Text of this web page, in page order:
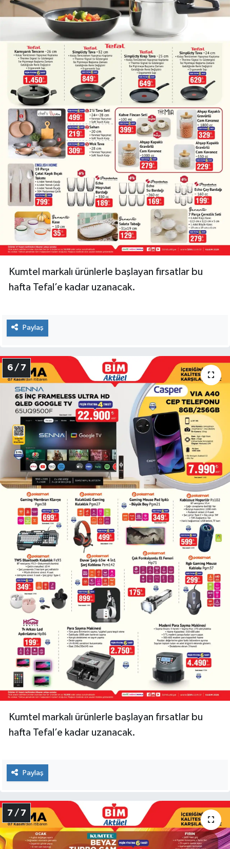
Kumtel markalı ürünlerle başlayan fırsatlar bu
hafta Tefal’e kadar uzanacak.
Paylaş
6 / 7
Kumtel markalı ürünlerle başlayan fırsatlar bu
hafta Tefal’e kadar uzanacak.
Paylaş
7 / 7